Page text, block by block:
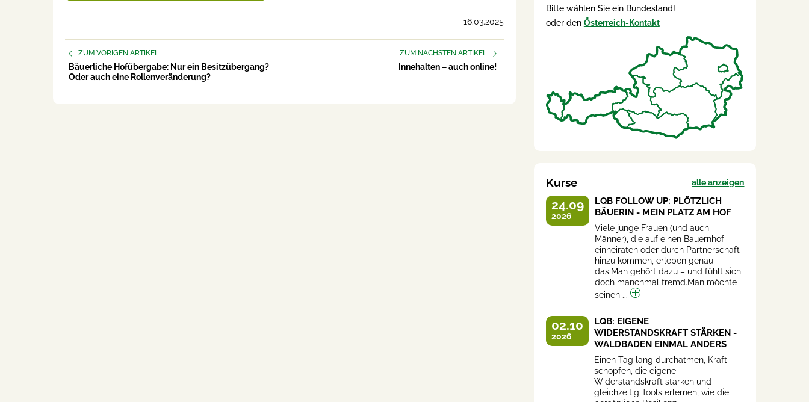
16.03.2025
ZUM VORIGEN ARTIKEL
Bäuerliche Hofübergabe: Nur ein Besitzübergang?
Oder auch eine Rollenveränderung?
ZUM NÄCHSTEN ARTIKEL
Innehalten – auch online!
Bitte wählen Sie ein Bundesland!
oder den Österreich-Kontakt
Kurse alle anzeigen
24.09
2026
LQB FOLLOW UP: PLÖTZLICH
BÄUERIN - MEIN PLATZ AM HOF
Viele junge Frauen (und auch
Männer), die auf einen Bauernhof
einheiraten oder durch Partnerschaft
hinzu kommen, erleben genau
das:Man gehört dazu – und fühlt sich
doch manchmal fremd.Man möchte
seinen ...
02.10
2026
LQB: EIGENE
WIDERSTANDSKRAFT STÄRKEN -
WALDBADEN EINMAL ANDERS
Einen Tag lang durchatmen, Kraft
schöpfen, die eigene
Widerstandskraft stärken und
gleichzeitig Tools erlernen, wie die